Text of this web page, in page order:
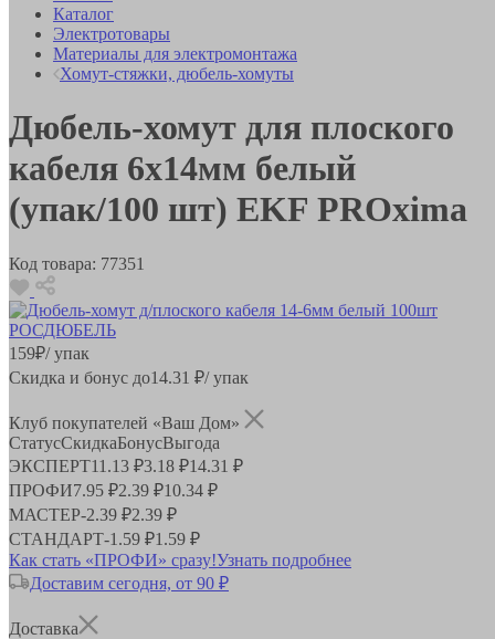
Каталог
Электротовары
Материалы для электромонтажа
Хомут-стяжки, дюбель-хомуты
Дюбель-хомут для плоского
кабеля 6х14мм белый
(упак/100 шт) EKF PROxima
Код товара: 77351
159₽/ упак
Скидка и бонус до14.31 ₽/ упак
Клуб покупателей «Ваш Дом»
СтатусСкидкаБонусВыгода
ЭКСПЕРТ11.13 ₽3.18 ₽14.31 ₽
ПРОФИ7.95 ₽2.39 ₽10.34 ₽
МАСТЕР-2.39 ₽2.39 ₽
СТАНДАРТ-1.59 ₽1.59 ₽
Как стать «ПРОФИ» сразу!Узнать подробнее
Доставим сегодня, от 90 ₽
Доставка